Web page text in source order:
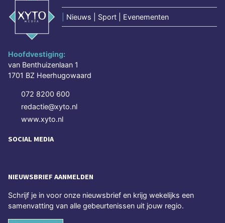
Nieuws | Sport | Evenementen
Hoofdvestiging:
van Benthuizenlaan 1
1701 BZ Heerhugowaard
072 8200 600
redactie@xyto.nl
www.xyto.nl
SOCIAL MEDIA
NIEUWSBRIEF AANMELDEN
Schrijf je in voor onze nieuwsbrief en krijg wekelijks een
samenvatting van alle gebeurtenissen uit jouw regio.